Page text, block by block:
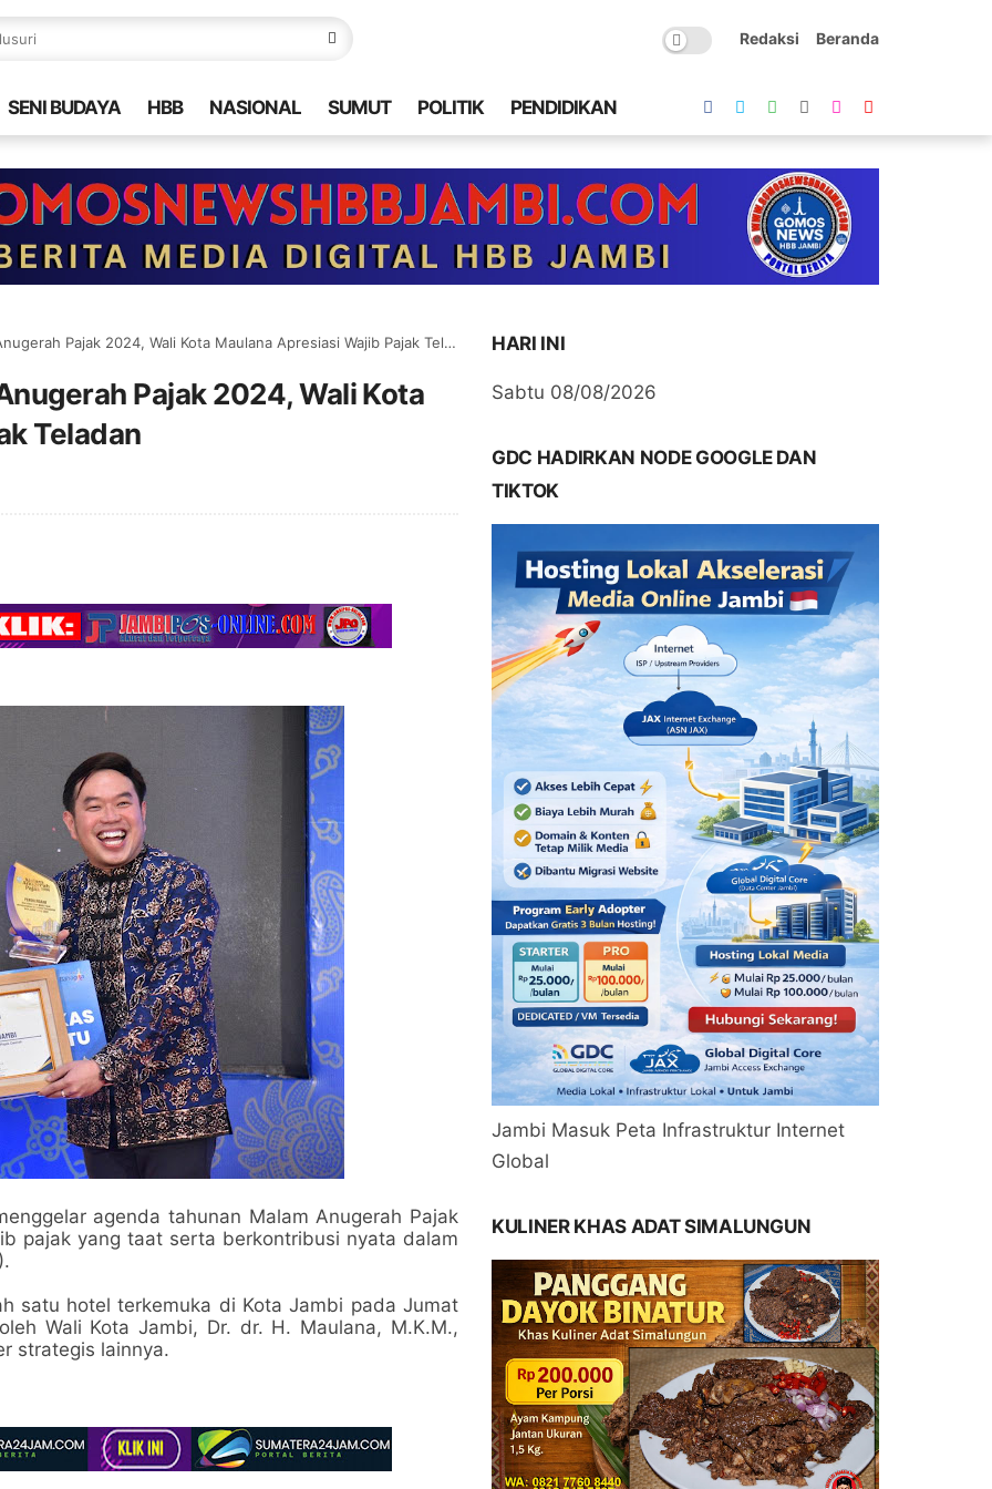
Redaksi Beranda
SENI BUDAYA HBB NASIONAL SUMUT POLITIK PENDIDIKAN
Pajak 2024, Wali Kota Maulana Apresiasi Wajib Pajak Teladan
Pajak 2024, Wali Kota
Teladan
agenda tahunan Malam Anugerah Pajak
pajak yang taat serta berkontribusi nyata dalam
satu hotel terkemuka di Kota Jambi pada Jumat
Wali Kota Jambi, Dr. dr. H. Maulana, M.K.M.,
strategis lainnya.
HARI INI
Sabtu 08/08/2026
GDC HADIRKAN NODE GOOGLE DAN
TIKTOK
Jambi Masuk Peta Infrastruktur Internet
Global
KULINER KHAS ADAT SIMALUNGUN